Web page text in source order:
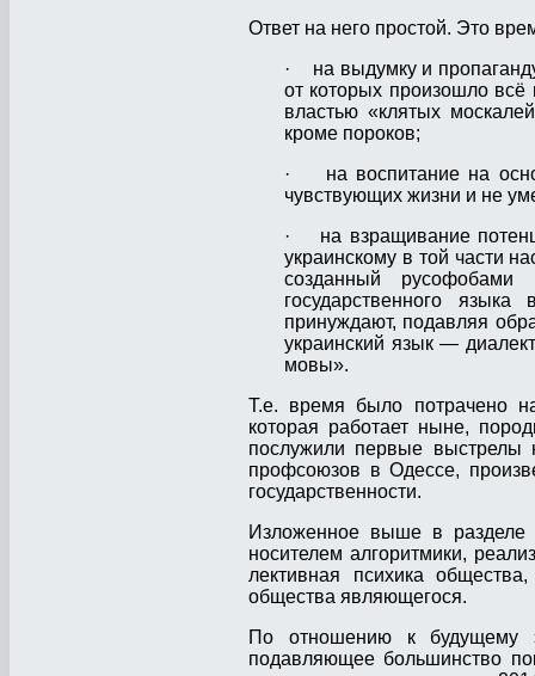
Ответ на него простой. Это
· на выдумку и
от которых произошло
властью «клятых
кроме пороков;
· на воспитание на
чувствующих жизни и не
· на взращивание
украинскому в той части
созданный
государственного
принуждают, подавляя
украинский язык —
мовы».
Т.е. время было потрачено
которая работает ныне,
послужили первые выстрелы
профсоюзов в Одессе,
государственности.
Изложенное выше в разделе
носителем алгоритмики,
лек­тив­ная психика
общества являющегося.
По отношению к будущему
подавляющее большинство